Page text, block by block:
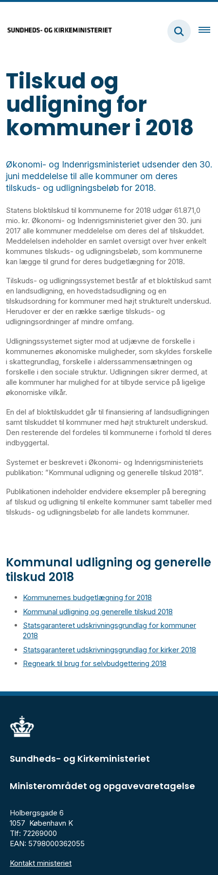
Tilskud og
udligning for
kommuner i 2018
Økonomi- og Indenrigsministeriet udsender den 30.
juni meddelelse til alle kommuner om deres
tilskuds- og udligningsbeløb for 2018.
Statens bloktilskud til kommunerne for 2018 udgør 61.871,0
mio. kr. Økonomi- og Indenrigsministeriet giver den 30. juni
2017 alle kommuner meddelelse om deres del af tilskuddet.
Meddelelsen indeholder en samlet oversigt over hver enkelt
kommunes tilskuds- og udligningsbeløb, som kommunerne
kan lægge til grund for deres budgetlægning for 2018.
Tilskuds- og udligningssystemet består af et bloktilskud samt
en landsudligning, en hovedstadsudligning og en
tilskudsordning for kommuner med højt strukturelt underskud.
Herudover er der en række særlige tilskuds- og
udligningsordninger af mindre omfang.
Udligningssystemet sigter mod at udjævne de forskelle i
kommunernes økonomiske muligheder, som skyldes forskelle
i skattegrundlag, forskelle i alderssammensætningen og
forskelle i den sociale struktur. Udligningen sikrer dermed, at
alle kommuner har mulighed for at tilbyde service på ligelige
økonomiske vilkår.
En del af bloktilskuddet går til finansiering af landsudligningen
samt tilskuddet til kommuner med højt strukturelt underskud.
Den resterende del fordeles til kommunerne i forhold til deres
indbyggertal.
Systemet er beskrevet i Økonomi- og Indenrigsministeriets
publikation: ”Kommunal udligning og generelle tilskud 2018”.
Publikationen indeholder endvidere eksempler på beregning
af tilskud og udligning til enkelte kommuner samt tabeller med
tilskuds- og udligningsbeløb for alle landets kommuner.
Kommunal udligning og generelle
tilskud 2018
Kommunernes budgetlægning for 2018
Kommunal udligning og generelle tilskud 2018
Statsgaranteret udskrivningsgrundlag for kommuner
2018
Statsgaranteret udskrivningsgrundlag for kirker 2018
Regneark til brug for selvbudgettering 2018
Sundheds- og Kirkeministeriet
Ministerområdet og opgavevaretagelse
Holbergsgade 6
1057 København K
Tlf: 72269000
EAN: 5798000362055
Kontakt ministeriet